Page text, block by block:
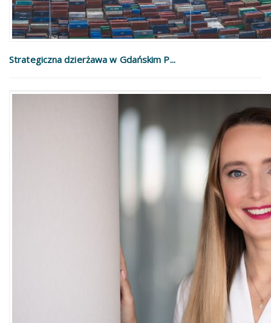
Strategiczna dzierżawa w Gdańskim P...